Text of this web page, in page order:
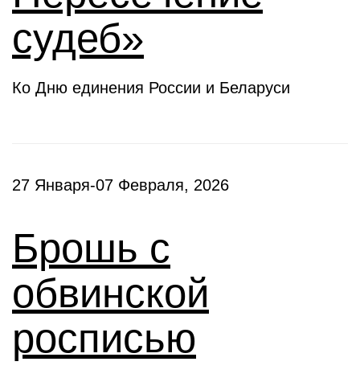
судеб»
Ко Дню единения России и Беларуси
27 Января-07 Февраля, 2026
Брошь с
обвинской
росписью